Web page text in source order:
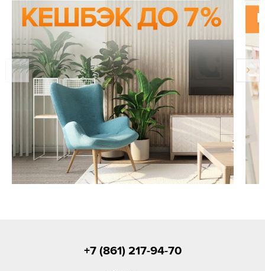
+7 (861) 217-94-70